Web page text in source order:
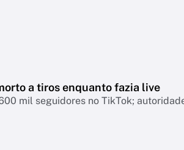
a tiros enquanto fazia live
mil seguidores no TikTok;